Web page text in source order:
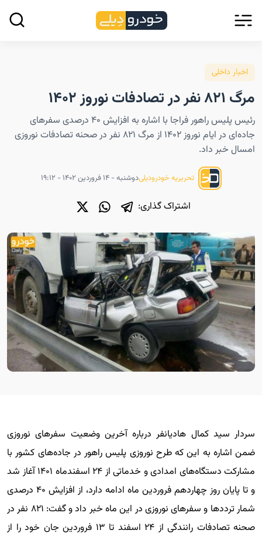
اخبار داخلی
مرگ ۸۲۱ نفر در تصادفات نوروز ۱۴۰۲
رئیس پلیس راهور فراجا با اشاره به افزایش ۴۰ درصدی سفرهای
جاده‌ای در ایام نوروز ۱۴۰۲ از مرگ ۸۲۱ نفر در صحنه تصادفات نوروزی
امسال خبر داد.
تحریریه خودرودیلیدوشنبه - ۱۴ فروردین ۱۴۰۲ - ۱۹:۱۲
اشتراک گذاری:
سردار سید کمال هادیانفر درباره آخرین وضعیت سفرهای نوروزی
ضمن اشاره به این که طرح نوروزی پلیس راهور در جاده‌های کشور با
مشارکت دستگاه‌های امدادی و خدماتی از ۲۴ اسفندماه ۱۴۰۱ آغاز شد
و تا پایان روز چهاردهم فروردین ماه ادامه دارد، از افزایش ۴۰ درصدی
شمار ترددها و سفرهای نوروزی در این ماه خبر داد و گفت: ۸۲۱ نفر در
صحنه تصادفات رانندگی از ۲۴ اسفند تا ۱۳ فروردین جان خود را از